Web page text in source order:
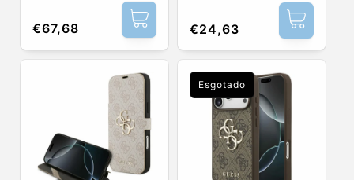
Preço
normal
€67,68
Preço
normal
€24,63
Esgotado